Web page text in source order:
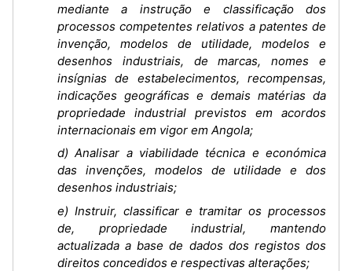
mediante a instrução e classificação dos
processos competentes relativos a patentes de
invenção, modelos de utilidade, modelos e
desenhos industriais, de marcas, nomes e
insígnias de estabelecimentos, recompensas,
indicações geográficas e demais matérias da
propriedade industrial previstos em acordos
internacionais em vigor em Angola;
d) Analisar a viabilidade técnica e económica
das invenções, modelos de utilidade e dos
desenhos industriais;
e) Instruir, classificar e tramitar os processos
de, propriedade industrial, mantendo
actualizada a base de dados dos registos dos
direitos concedidos e respectivas alterações;